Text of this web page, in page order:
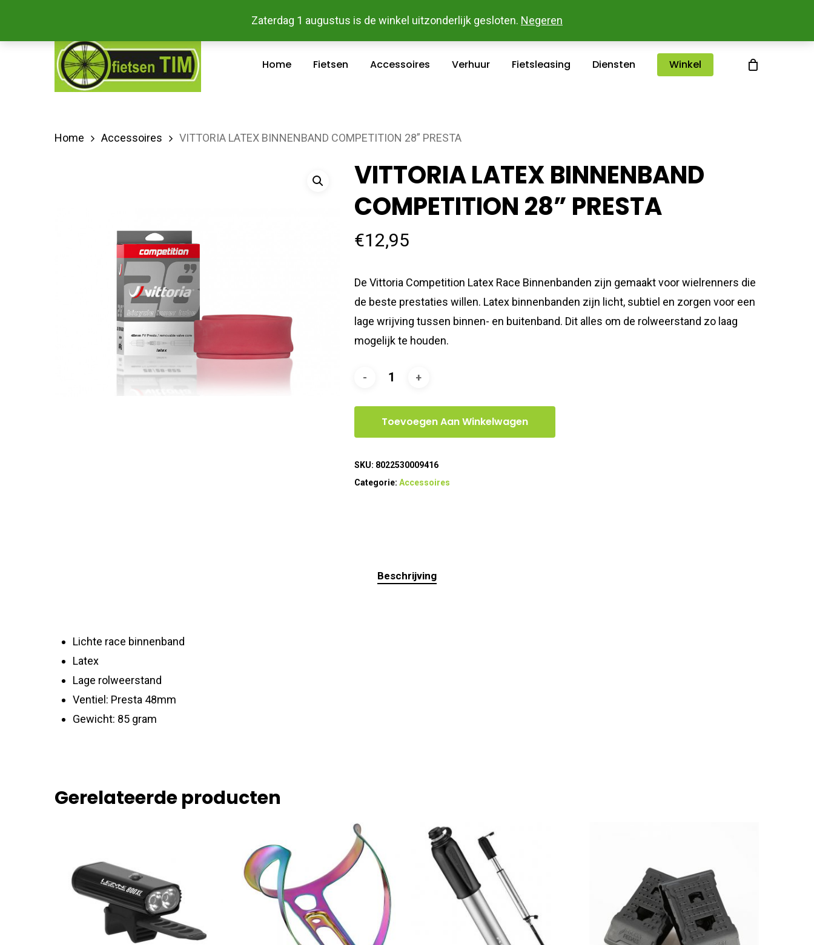
Zaterdag 1 augustus is de winkel uitzonderlijk gesloten. Negeren
Bestel En Betaal Makkelijk Online - Gratis Levering In Groot Kasterlee
Home Fietsen Accessoires Verhuur Fietsleasing Diensten Winkel
Home Accessoires VITTORIA LATEX BINNENBAND COMPETITION 28” PRESTA
VITTORIA LATEX BINNENBAND
COMPETITION 28” PRESTA
€12,95
De Vittoria Competition Latex Race Binnenbanden zijn gemaakt voor wielrenners die
de beste prestaties willen. Latex binnenbanden zijn licht, subtiel en zorgen voor een
lage wrijving tussen binnen- en buitenband. Dit alles om de rolweerstand zo laag
mogelijk te houden.
Toevoegen Aan Winkelwagen
SKU: 8022530009416
Categorie: Accessoires
Beschrijving
Lichte race binnenband
Latex
Lage rolweerstand
Ventiel: Presta 48mm
Gewicht: 85 gram
Gerelateerde producten